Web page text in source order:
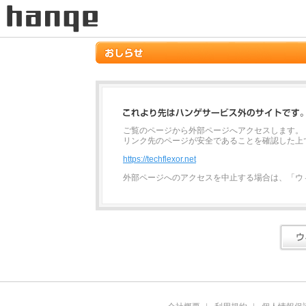
ご覧のページから外部ページへアクセスします。
リンク先のページが安全であることを確認した
https://techflexor.net
外部ページへのアクセスを中止する場合は、「